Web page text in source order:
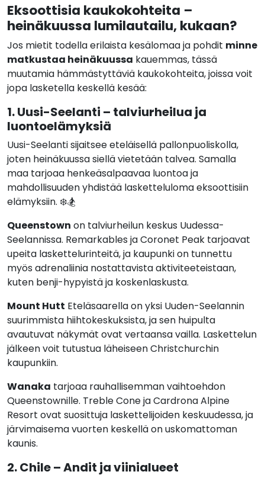
Eksoottisia kaukokohteita –
heinäkuussa lumilautailu, kukaan?
Jos mietit todella erilaista kesälomaa ja pohdit minne
matkustaa heinäkuussa kauemmas, tässä
muutamia hämmästyttäviä kaukokohteita, joissa voit
jopa lasketella keskellä kesää:
1. Uusi-Seelanti – talviurheilua ja
luontoelämyksiä
Uusi-Seelanti sijaitsee eteläisellä pallonpuoliskolla,
joten heinäkuussa siellä vietetään talvea. Samalla
maa tarjoaa henkeäsalpaavaa luontoa ja
mahdollisuuden yhdistää lasketteluloma eksoottisiin
elämyksiin. ❄️🏂
Queenstown on talviurheilun keskus Uudessa-
Seelannissa. Remarkables ja Coronet Peak tarjoavat
upeita laskettelurinteitä, ja kaupunki on tunnettu
myös adrenaliinia nostattavista aktiviteeteistaan,
kuten benji-hypyistä ja koskenlaskusta.
Mount Hutt Eteläsaarella on yksi Uuden-Seelannin
suurimmista hiihtokeskuksista, ja sen huipulta
avautuvat näkymät ovat vertaansa vailla. Laskettelun
jälkeen voit tutustua läheiseen Christchurchin
kaupunkiin.
Wanaka tarjoaa rauhallisemman vaihtoehdon
Queenstownille. Treble Cone ja Cardrona Alpine
Resort ovat suosittuja laskettelijoiden keskuudessa, ja
järvimaisema vuorten keskellä on uskomattoman
kaunis.
2. Chile – Andit ja viinialueet